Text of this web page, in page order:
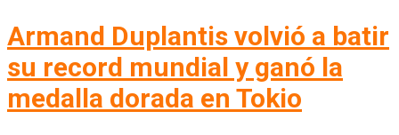
Armand Duplantis volvió a batir
su record mundial y ganó la
medalla dorada en Tokio